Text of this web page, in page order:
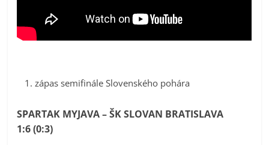
zápas semifinále Slovenského pohára
SPARTAK MYJAVA – ŠK SLOVAN BRATISLAVA
1:6 (0:3)